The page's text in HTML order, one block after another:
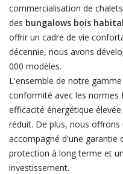
commercialisation de
des bungalows bois
offrir un cadre de vie
décennie, nous avons
000 modèles.
L'ensemble de notre
conformité avec les normes
efficacité énergétique
réduit. De plus, nous
accompagné d'une garantie
protection à long terme et
investissement.